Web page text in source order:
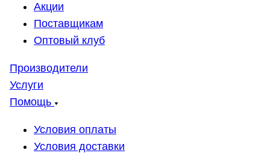
Акции
Поставщикам
Оптовый клуб
Производители
Услуги
Помощь
Условия оплаты
Условия доставки